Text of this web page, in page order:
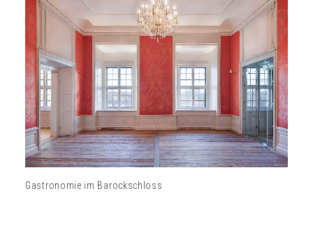
Gastronomie im Barockschloss